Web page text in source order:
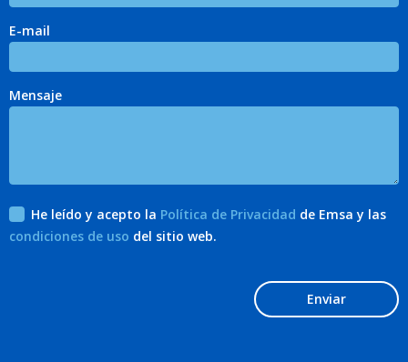
E-mail
Mensaje
He leído y acepto la Política de Privacidad de Emsa y las
condiciones de uso del sitio web.
Enviar